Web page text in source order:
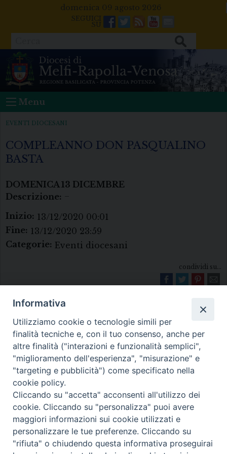
domenica 09 agosto 2026
Facebook
Twitter
FeedsYoutube
Mail
Menu
EVENTI DIOCESANI
COMPLEANNO DON PASQUALINO
BASTA
DOMENICA 13 DICEMBRE
Descrizione: –
Inizio: 13/12/2020 00:01
Fine: 13/12/2020 23:59
Categorie: Eventi diocesani
condividi su...
Diocesi di Melfi Rapolla Venosa
• Largo Duomo, 12 - 85025 MELFI (PZ) •
Tel. 0972238604
PEC ufficiale della Diocesi:
diocesi.melfi_rapolla_venosa@legalmail.it
Informativa
Utilizziamo cookie o tecnologie simili per
finalità tecniche e, con il tuo consenso, anche per
altre finalità ("interazioni e funzionalità semplici",
"miglioramento dell'esperienza", "misurazione" e
"targeting e pubblicità") come specificato nella
cookie policy.
Cliccando su "accetta" acconsenti all'utilizzo dei
cookie. Cliccando su "personalizza" puoi avere
maggiori informazioni sui cookie utilizzati e
personalizzare le tue preferenze. Cliccando su
"rifiuta" o chiudendo questa informativa proseguirai